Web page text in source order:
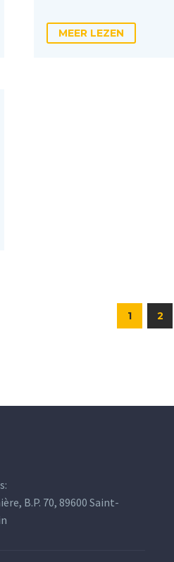
MEER LEZEN
1 2
B.P. 70, 89600 Saint-